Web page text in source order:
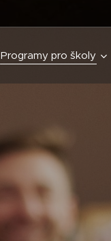
Programy pro školy